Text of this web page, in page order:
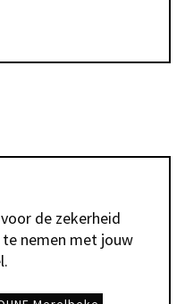
de zekerheid
nemen met jouw